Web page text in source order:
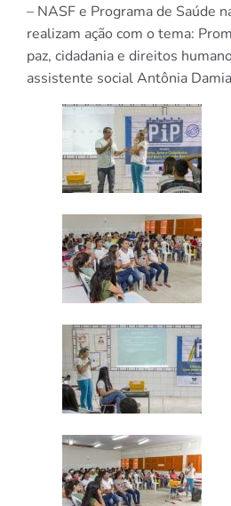
– NASF e Programa de Saúde
realizam ação com o tema:
paz, cidadania e direitos
assistente social Antônia